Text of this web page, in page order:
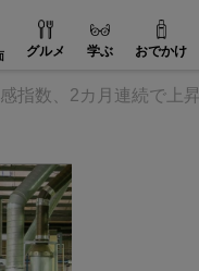
グルメ 学ぶ おでかけ
指数、2カ月連続で上昇